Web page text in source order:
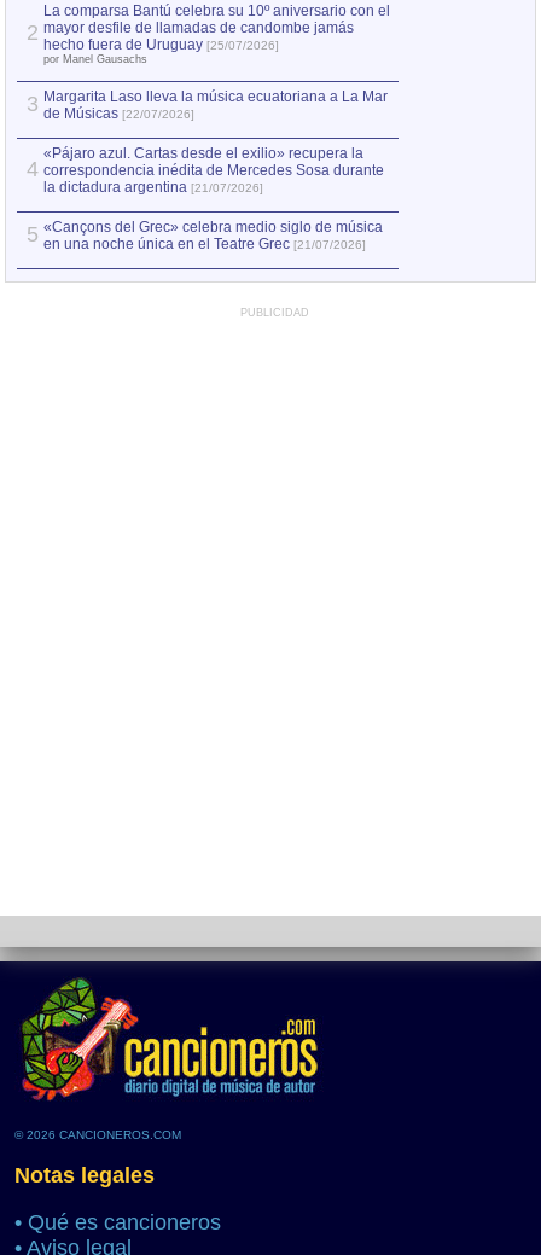
2
La comparsa Bantú celebra su 10º aniversario con el
mayor desfile de llamadas de candombe jamás
hecho fuera de Uruguay [25/07/2026]
por Manel Gausachs
3 Margarita Laso lleva la música ecuatoriana a La Mar
de Músicas [22/07/2026]
4
«Pájaro azul. Cartas desde el exilio» recupera la
correspondencia inédita de Mercedes Sosa durante
la dictadura argentina [21/07/2026]
5 «Cançons del Grec» celebra medio siglo de música
en una noche única en el Teatre Grec [21/07/2026]
PUBLICIDAD
© 2026 CANCIONEROS.COM
Notas legales
• Qué es cancioneros
• Aviso legal